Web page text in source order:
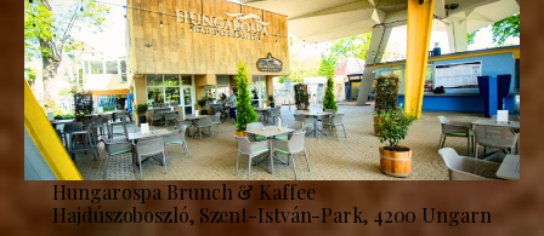
Hungarospa Brunch & Kaffee
Hajdúszoboszló, Szent-István-Park, 4200 Ungarn